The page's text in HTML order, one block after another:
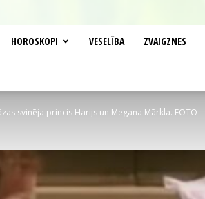
HOROSKOPI VESELĪBA ZVAIGZNES
svinēja princis Harijs un Megana Mārkla. FOTO